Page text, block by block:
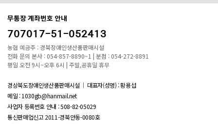
무통장 계좌번호 안내
707017-51-052413
농협 예금주 : 경북장애인생산품판매시설
전화 문의 본사 : 054-857-8890~1 | 분점 : 054-272-8891
평일 오전 9시~오후 6시 | 주말,공휴일 휴무
경상북도장애인생산품판매시설
대표자(성명) : 황용섭
메일 : 1030gb@hanmail.net
사업자 등록번호 안내 :508-82-05029
통신판매업신고 2011-경북안동-0080호